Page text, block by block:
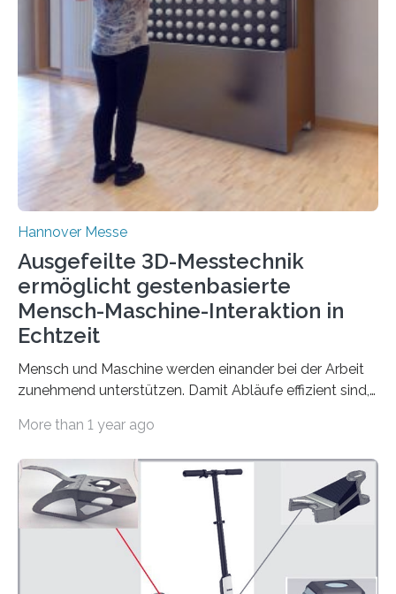
Hannover Messe
Ausgefeilte 3D-Messtechnik
ermöglicht gestenbasierte
Mensch-Maschine-Interaktion in
Echtzeit
Mensch und Maschine werden einander bei der Arbeit
zunehmend unterstützen. Damit Abläufe effizient sind,
More than 1 year ago